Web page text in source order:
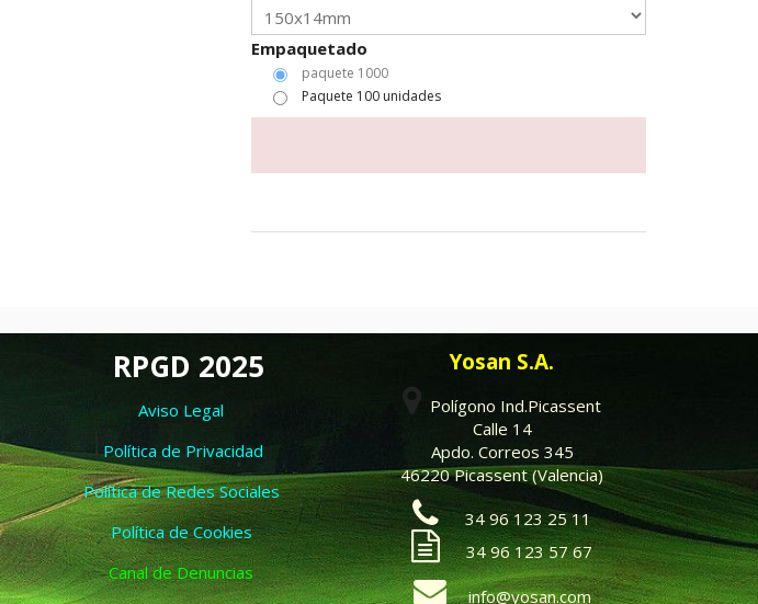
Empaquetado
paquete 1000
Paquete 100 unidades
RPGD 2025
Aviso Legal
Política de Privacidad
Política de Redes Sociales
Política de Cookies
Canal de Denuncias
Yosan S.A.
Polígono Ind.Picassent
Calle 14
Apdo. Correos 345
46220 Picassent (Valencia)
34 96 123 25 11
34 96 123 57 67
info@yosan.com